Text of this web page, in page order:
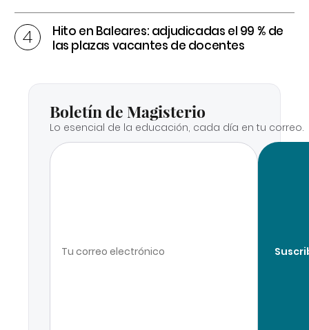
Hito en Baleares: adjudicadas el 99 % de
las plazas vacantes de docentes
Boletín de Magisterio
Lo esencial de la educación, cada día en tu correo.